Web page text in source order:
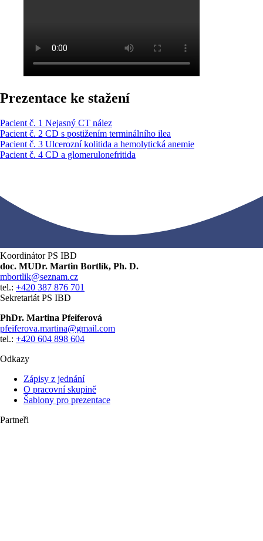
Prezentace ke stažení
Pacient č. 1 Nejasný CT nález
Pacient č. 2 CD s postižením terminálního ilea
Pacient č. 3 Ulcerozní kolitida a hemolytická anemie
Pacient č. 4 CD a glomerulonefritida
Koordinátor PS IBD
doc. MUDr. Martin Bortlík, Ph. D.
mbortlik@seznam.cz
tel.: +420 387 876 701
Sekretariát PS IBD
PhDr. Martina Pfeiferová
pfeiferova.martina@gmail.com
tel.: +420 604 898 604
Odkazy
Zápisy z jednání
O pracovní skupině
Šablony pro prezentace
Partneři